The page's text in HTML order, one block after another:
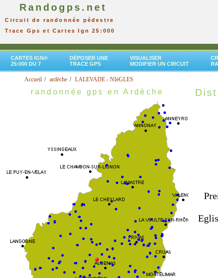
Randogps.net
Circuit de randonnée pédestre
Trace Gps et Cartes Ign 25:000
CARTES IGN®
25:000 DU 7
DÉPOSER UNE
TRACE GPS
VISUALISER
MODIFIER UN CIRCUIT
Accueil ardèche LALEVADE - NIèGLES
randonnée gps en Ardèche